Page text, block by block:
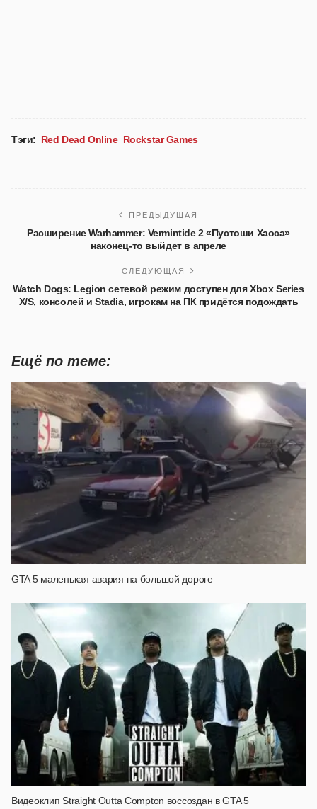
Тэги: Red Dead Online Rockstar Games
ПРЕДЫДУЩАЯ
Расширение Warhammer: Vermintide 2 «Пустоши Хаоса»
наконец-то выйдет в апреле
СЛЕДУЮЩАЯ
Watch Dogs: Legion сетевой режим доступен для Xbox Series
X/S, консолей и Stadia, игрокам на ПК придётся подождать
Ещё по теме:
GTA 5 маленькая авария на большой дороге
Видеоклип Straight Outta Compton воссоздан в GTA 5